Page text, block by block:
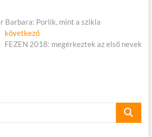
Barbara: Porlik, mint a szikla
következőKövetkező
cikk:
FEZEN 2018: megérkeztek az első nevek
keresés